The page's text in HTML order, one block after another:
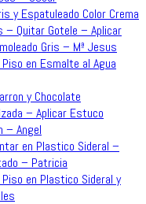
y Espatuleado Color Crema
– Quitar Gotele – Aplicar
Gris – Mª Jesus
en Esmalte al Agua
y Chocolate
– Aplicar Estuco
– Angel
en Plastico Sideral –
– Patricia
en Plastico Sideral y